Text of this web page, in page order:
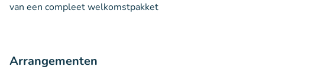
van een compleet welkomstpakket
Arrangementen